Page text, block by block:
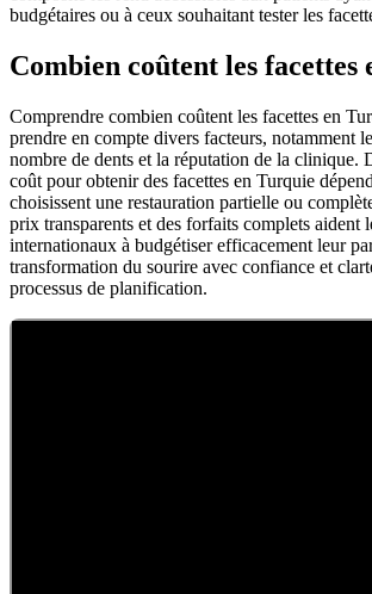
budgétaires ou à ceux souhaitant tester les
Combien coûtent les facettes
Comprendre combien coûtent les facettes en
prendre en compte divers facteurs, notamment
nombre de dents et la réputation de la clinique.
coût pour obtenir des facettes en Turquie
choisissent une restauration partielle ou
prix transparents et des forfaits complets aident
internationaux à budgétiser efficacement leur
transformation du sourire avec confiance et
processus de planification.